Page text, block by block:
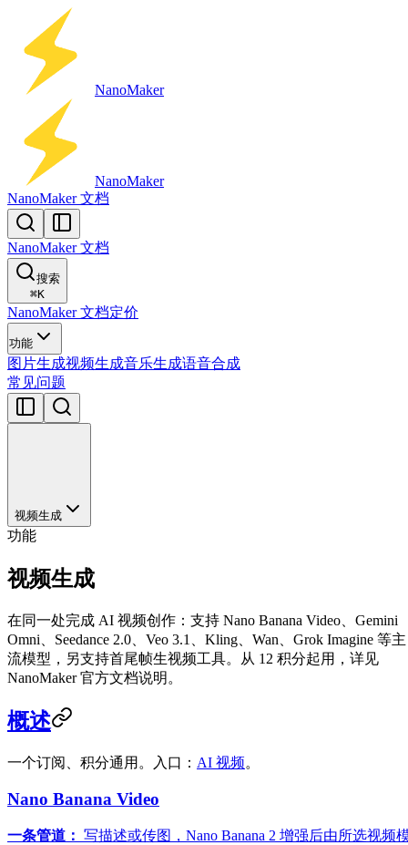
NanoMaker
NanoMaker
NanoMaker 文档
NanoMaker 文档
搜索
⌘K
NanoMaker 文档定价
功能
图片生成视频生成音乐生成语音合成
常见问题
视频生成
功能
视频生成
在同一处完成 AI 视频创作：支持 Nano Banana Video、Gemini
Omni、Seedance 2.0、Veo 3.1、Kling、Wan、Grok Imagine 等主
流模型，另支持首尾帧生视频工具。从 12 积分起用，详见
NanoMaker 官方文档说明。
概述
一个订阅、积分通用。入口： AI 视频。
Nano Banana Video
一条管道： 写描述或传图，Nano Banana 2 增强后由所选视频